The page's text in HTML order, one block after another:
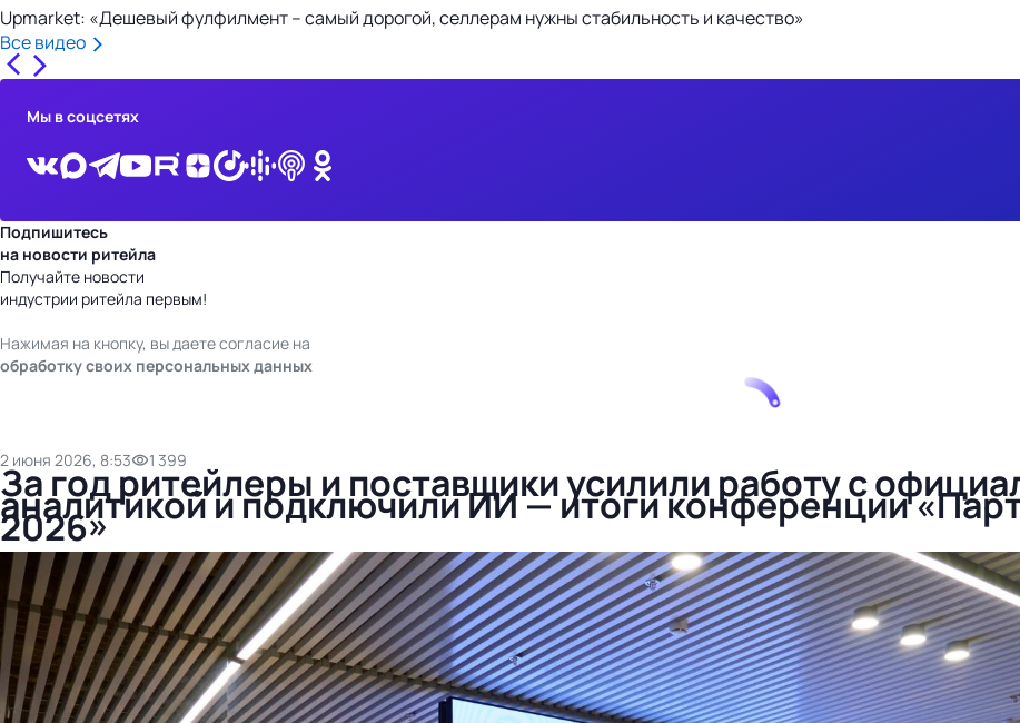
Upmarket: «Дешевый фулфилмент – самый дорогой, селлерам нужны стабильность и качество»
Все видео
Мы в соцсетях
Подпишитесь
на новости ритейла
Получайте новости
индустрии ритейла первым!
Нажимая на кнопку, вы даете согласие на
обработку своих персональных данных
2 июня 2026, 8:53 1 399
За год ритейлеры и поставщики усилили работу с
аналитикой и подключили ИИ — итоги конференции
2026»